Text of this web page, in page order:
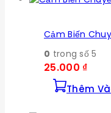
Cảm Biến
0 trong số 5
25.000 ₫
Thêm